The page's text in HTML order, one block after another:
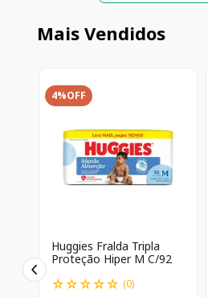
Mais Vendidos
4%OFF
Huggies Fralda Tripla
Proteção Hiper M C/92
☆☆☆☆☆ (0)